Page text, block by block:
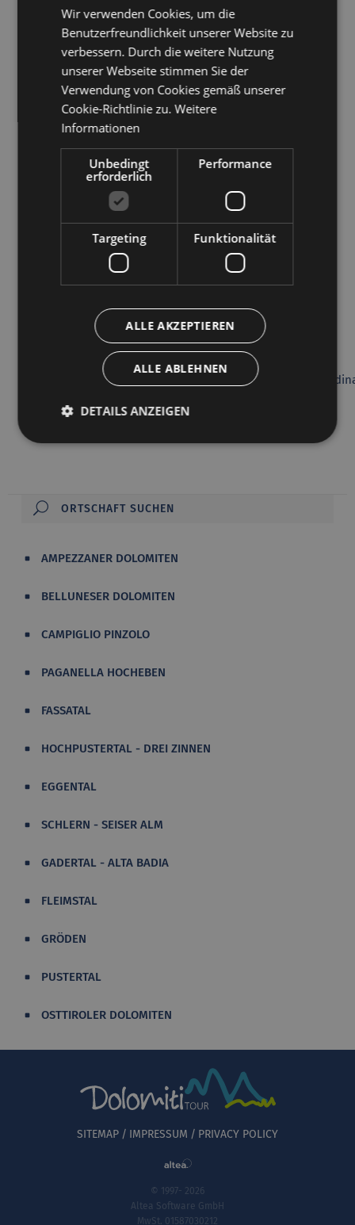
Hotel Des Alpes ***
32043 CORTINA D'AMPEZZO, Via La Vera N.2
Zur Webseite
CORTINA D'AMPEZZO
Hotel Aquila ***
32043 CORTINA D'AMPEZZO, Piazza Pittori Fratelli
AMPEZZANER DOLOMITEN
BELLUNESER DOLOMITEN
CAMPIGLIO PINZOLO
PAGANELLA HOCHEBEN
FASSATAL
HOCHPUSTERTAL - DREI ZINNEN
EGGENTAL
SCHLERN - SEISER ALM
GADERTAL - ALTA BADIA
FLEIMSTAL
GRÖDEN
PUSTERTAL
OSTTIROLER DOLOMITEN
SITEMAP IMPRESSUM PRIVACY POLICY
© 1997- 2026
Altea Software GmbH
MwSt. 01587030212
Wir verwenden Cookies, um die
Benutzerfreundlichkeit unserer Website zu
verbessern. Durch die weitere Nutzung
unserer Webseite stimmen Sie der
Verwendung von Cookies gemäß unserer
Cookie-Richtlinie zu. Weitere
Informationen
Unbedingt
erforderlich
Performance
Targeting Funktionalität
ALLE AKZEPTIEREN
ALLE ABLEHNEN
DETAILS ANZEIGEN